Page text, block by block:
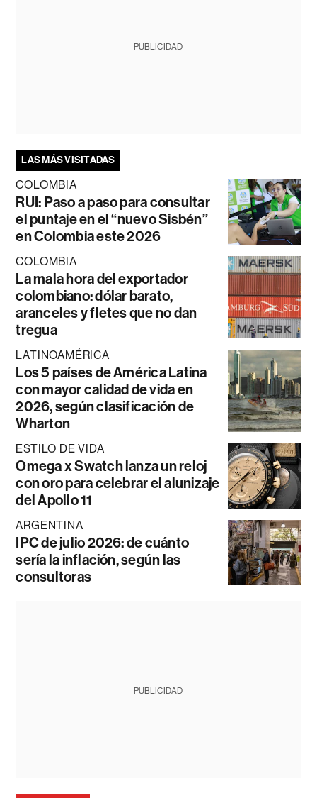
PUBLICIDAD
LAS MÁS VISITADAS
COLOMBIA
RUI: Paso a paso para consultar
el puntaje en el “nuevo Sisbén”
en Colombia este 2026
COLOMBIA
La mala hora del exportador
colombiano: dólar barato,
aranceles y fletes que no dan
tregua
LATINOAMÉRICA
Los 5 países de América Latina
con mayor calidad de vida en
2026, según clasificación de
Wharton
ESTILO DE VIDA
Omega x Swatch lanza un reloj
con oro para celebrar el alunizaje
del Apollo 11
ARGENTINA
IPC de julio 2026: de cuánto
sería la inflación, según las
consultoras
PUBLICIDAD